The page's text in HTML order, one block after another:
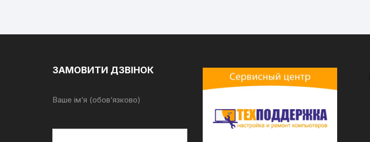
ЗАМОВИТИ ДЗВІНОК
Ваше ім‘я (обов‘язково)